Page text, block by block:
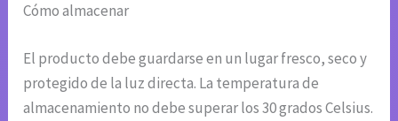
Cómo almacenar
El producto debe guardarse en un lugar fresco, seco y
protegido de la luz directa. La temperatura de
almacenamiento no debe superar los 30 grados Celsius.